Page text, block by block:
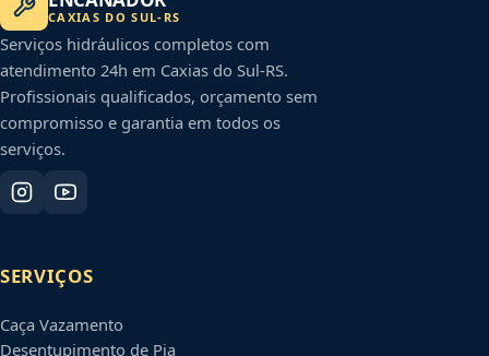
CAXIAS DO SUL- RS
Serviços hidráulicos completos com
atendimento 24h em Caxias do Sul-RS.
Profissionais qualificados, orçamento sem
compromisso e garantia em todos os
serviços.
SERVIÇOS
Caça Vazamento
Desentupimento de Pia